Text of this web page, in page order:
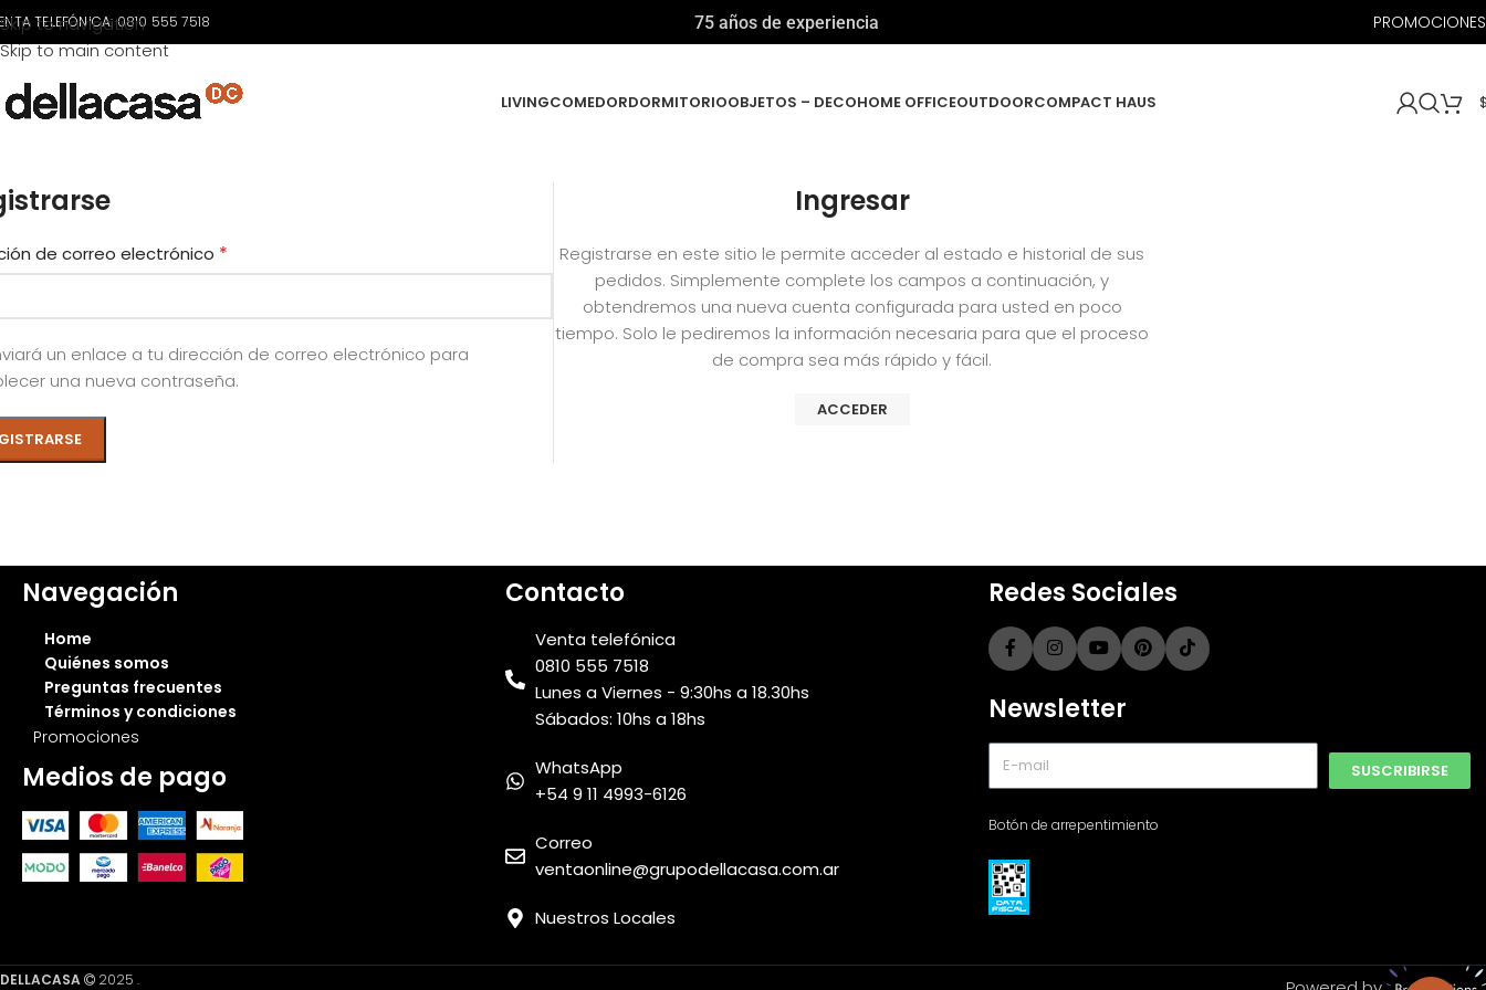
Skip to navigation
Skip to main content
TELEFÓNICA:0810 555 7518 75 años de experiencia PROMOCIONES
LIVINGCOMEDORDORMITORIOOBJETOS – DECOHOME OFFICEOUTDOORCOMPACT HAUS
de correo electrónico *
un enlace a tu dirección de correo electrónico para
una nueva contraseña.
Ingresar
Registrarse en este sitio le permite acceder al estado e historial de sus
pedidos. Simplemente complete los campos a continuación, y
obtendremos una nueva cuenta configurada para usted en poco
tiempo. Solo le pediremos la información necesaria para que el proceso
de compra sea más rápido y fácil.
ACCEDER
Navegación
Home
Quiénes somos
Preguntas frecuentes
Términos y condiciones
Promociones
Medios de pago
Contacto
Venta telefónica
0810 555 7518
Lunes a Viernes - 9:30hs a 18.30hs
Sábados: 10hs a 18hs
WhatsApp
+54 9 11 4993-6126
Correo
ventaonline@grupodellacasa.com.ar
Nuestros Locales
Redes Sociales
Newsletter
SUSCRIBIRSE
Botón de arrepentimiento
DELLACASA 2025 .